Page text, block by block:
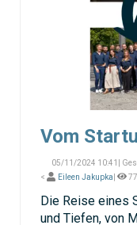
Vom
05/11/2024 10:41|
<
Eileen Jakupka
Die Reise eines
und Tiefen, von